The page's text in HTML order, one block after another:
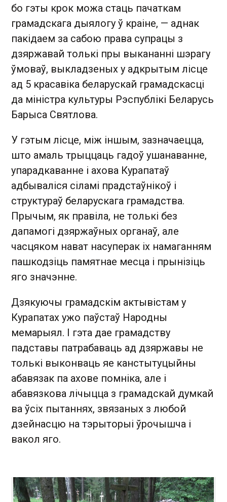
бо гэты крок можа стаць пачаткам
грамадскага дыялогу ў краіне, — аднак
пакідаем за сабою права супрацы з
дзяржавай толькі пры выкананні шэрагу
ўмоваў, выкладзеных у адкрытым лісце
ад 5 красавіка беларускай грамадскасці
да міністра культуры Рэспублікі Беларусь
Барыса Святлова.
У гэтым лісце, між іншым, зазначаецца,
што амаль трыццаць гадоў ушанаванне,
упарадкаванне і ахова Курапатаў
адбываліся сіламі прадстаўнікоў і
структураў беларускага грамадства.
Прычым, як правіла, не толькі без
дапамогі дзяржаўных органаў, але
часцяком нават насуперак іх намаганням
пашкодзіць памятнае месца і прынізіць
яго значэнне.
Дзякуючы грамадскім актывістам у
Курапатах ужо паўстаў Народны
мемарыял. І гэта дае грамадству
падставы патрабаваць ад дзяржавы не
толькі выконваць яе канстытуцыйны
абавязак па ахове помніка, але і
абавязкова лічыцца з грамадскай думкай
ва ўсіх пытаннях, звязаных з любой
дзейнасцю на тэрыторыі ўрочышча і
вакол яго.